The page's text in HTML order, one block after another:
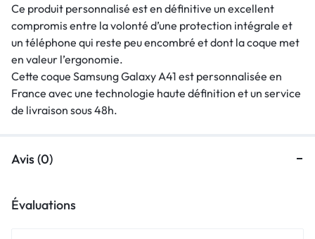
Ce produit personnalisé est en définitive un excellent
compromis entre la volonté d’une protection intégrale et
un téléphone qui reste peu encombré et dont la coque met
en valeur l’ergonomie.
Cette coque Samsung Galaxy A41 est personnalisée en
France avec une technologie haute définition et un service
de livraison sous 48h.
Avis (0)
Évaluations